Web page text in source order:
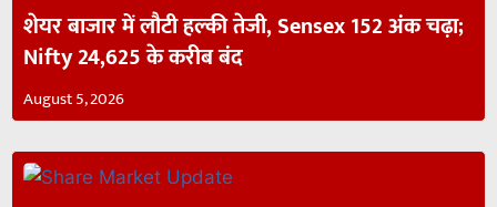
शेयर बाजार में लौटी हल्की तेजी, Sensex 152 अंक चढ़ा;
Nifty 24,625 के करीब बंद
August 5, 2026